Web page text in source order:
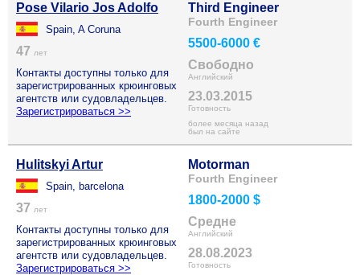
Pose Vilario Jos Adolfo
Spain, A Coruna
47 лет
Контакты доступны только для
зарегистрированных крюинговых
агентств или судовладельцев.
Зарегистрироваться >>
Third Engineer
Fourth Engineer
5500-6000 €
Свободно
Английский
23.03.2015
Готовность
более месяца назад
был на сайте
Hulitskyi Artur
Spain, barcelona
37 лет
Контакты доступны только для
зарегистрированных крюинговых
агентств или судовладельцев.
Зарегистрироваться >>
Motorman
Fourth Engineer
1800-2000 $
Средне
Английский
28.08.2023
Готовность